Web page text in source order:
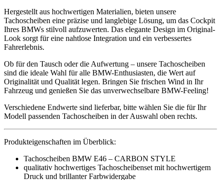
Hergestellt aus hochwertigen Materialien, bieten unsere
Tachoscheiben eine präzise und langlebige Lösung, um das Cockpit
Ihres BMWs stilvoll aufzuwerten. Das elegante Design im Original-
Look sorgt für eine nahtlose Integration und ein verbessertes
Fahrerlebnis.
Ob für den Tausch oder die Aufwertung – unsere Tachoscheiben
sind die ideale Wahl für alle BMW-Enthusiasten, die Wert auf
Originalität und Qualität legen. Bringen Sie frischen Wind in Ihr
Fahrzeug und genießen Sie das unverwechselbare BMW-Feeling!
Verschiedene Endwerte sind lieferbar, bitte wählen Sie die für Ihr
Modell passenden Tachoscheiben in der Auswahl oben rechts.
Produkteigenschaften im Überblick:
Tachoscheiben BMW E46 – CARBON STYLE
qualitativ hochwertiges Tachoscheibenset mit hochwertigem
Druck und brillanter Farbwidergabe